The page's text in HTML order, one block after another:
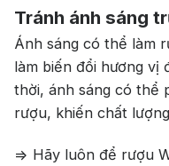
Tránh ánh sáng
Ánh sáng có thể làm
làm biến đổi hương vị
thời, ánh sáng có thể
rượu, khiến chất
=> Hãy luôn để rượu